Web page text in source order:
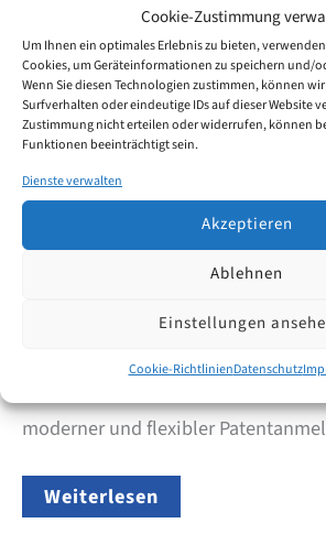
Cookie-Zustimmung
Um Ihnen ein optimales Erlebnis zu bieten,
Cookies, um Geräteinformationen zu speichern und/
Wenn Sie diesen Technologien zustimmen, können
Surfverhalten oder eindeutige IDs auf dieser Website
Zustimmung nicht erteilen oder widerrufen, können
Funktionen beeinträchtigt sein.
Dienste verwalten
Akzeptieren
Ablehnen
Einstellungen
Cookie-RichtlinienDatenschutz
Schritt
erklärt
13
2025
EPA erlaubt farbige
Oktober 2025
Das Europäische Patentamt (EPA)
Oktober 2025 dürfen Zeichnungen
Patentanmeldungen auch in Farbe
werden – ein bedeutender Schritt
moderner und flexibler
EPA
erlaubt
Weiterlesen